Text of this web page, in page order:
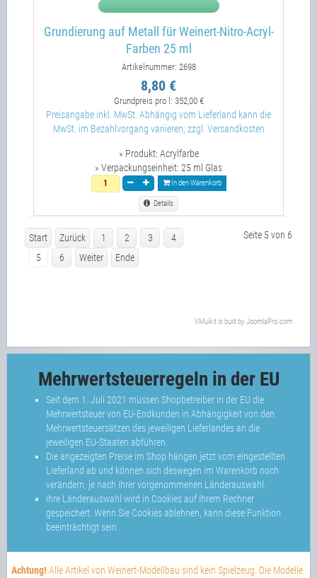
Grundierung auf Metall für Weinert-Nitro-Acryl-
Farben 25 ml
Artikelnummer: 2698
8,80 €
Grundpreis pro l: 352,00 €
Preisangabe inkl. MwSt. Abhängig vom Lieferland kann die
MwSt. im Bezahlvorgang variieren; zzgl. Versandkosten
» Produkt: Acrylfarbe
» Verpackungseinheit: 25 ml Glas
In den Warenkorb
Details
Start Zurück 1 2 3
4
5
6 Weiter Ende
Seite 5 von 6
VMuikit is built by JoomlaPro.com
Mehrwertsteuerregeln in der EU
Seit dem 1. Juli 2021 müssen Shopbetreiber in der EU die
Mehrwertsteuer von EU-Endkunden in Abhängigkeit von den
Mehrwertsteuersätzen des jeweiligen Lieferlandes an die
jeweiligen EU-Staaten abführen.
Die angezeigten Preise im Shop hängen jetzt vom eingestellten
Lieferland ab und können sich deswegen im Warenkorb noch
verändern, je nach Ihrer vorgenommenen Länderauswahl.
Ihre Länderauswahl wird in Cookies auf Ihrem Rechner
gespeichert. Wenn Sie Cookies ablehnen, kann diese Funktion
beeinträchtigt sein.
Achtung! Alle Artikel von Weinert-Modellbau sind kein Spielzeug. Die Modelle